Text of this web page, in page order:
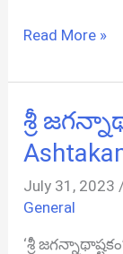
దశావతార
|
Stotram
PDF
Telugu
Read More »
శ్రీ
July 31, 2023
General
‘శ్రీ